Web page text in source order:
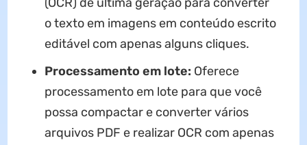
o texto em imagens em conteúdo escrito
editável com apenas alguns cliques.
Processamento em lote: Oferece
processamento em lote para que você
possa compactar e converter vários
arquivos PDF e realizar OCR com apenas